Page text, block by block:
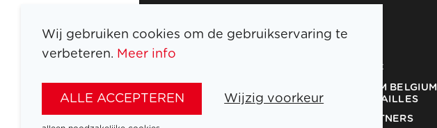
SPELEN
BOIC
TEAM BELGIUM
MEDAILLES
PARTNERS
Wij gebruiken cookies om de gebruikservaring te
verbeteren. Meer info
ALLE ACCEPTEREN Wijzig voorkeur